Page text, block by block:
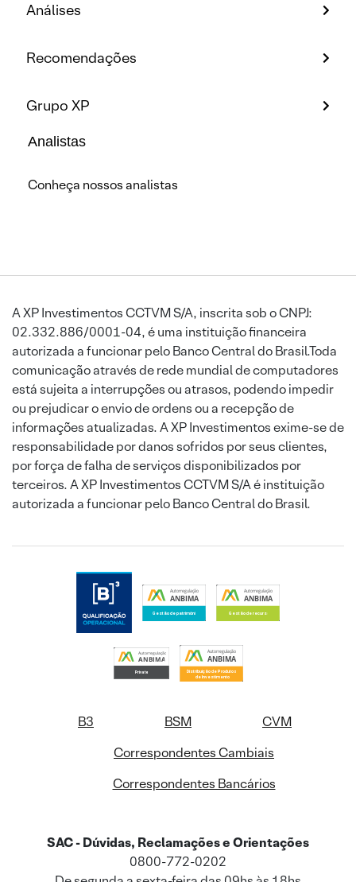
Análises
Recomendações
Grupo XP
Analistas
Conheça nossos analistas
A XP Investimentos CCTVM S/A, inscrita sob o CNPJ:
02.332.886/0001-04, é uma instituição financeira
autorizada a funcionar pelo Banco Central do Brasil.Toda
comunicação através de rede mundial de computadores
está sujeita a interrupções ou atrasos, podendo impedir
ou prejudicar o envio de ordens ou a recepção de
informações atualizadas. A XP Investimentos exime-se de
responsabilidade por danos sofridos por seus clientes,
por força de falha de serviços disponibilizados por
terceiros. A XP Investimentos CCTVM S/A é instituição
autorizada a funcionar pelo Banco Central do Brasil.
B3 BSM
CVM
Correspondentes Cambiais
Correspondentes Bancários
SAC - Dúvidas, Reclamações e Orientações
0800-772-0202